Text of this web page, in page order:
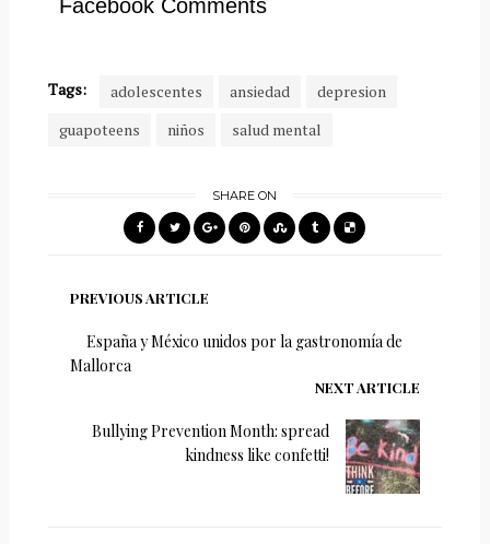
Facebook Comments
Tags: adolescentes ansiedad
depresion
guapoteens
niños salud mental
SHARE ON
PREVIOUS ARTICLE
España y México unidos por la gastronomía de
Mallorca
NEXT ARTICLE
Bullying Prevention Month: spread
kindness like confetti!